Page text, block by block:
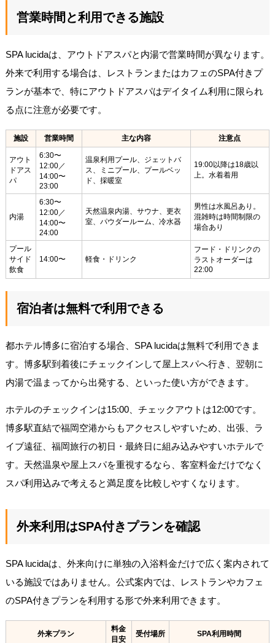
営業時間と利用できる施設
SPA lucidaは、アウトドアスパと内湯で営業時間が異なります。
外来で利用する場合は、レストランまたはカフェのSPA付きプ
ランが基本で、特にアウトドアスパはデイタイム利用に限られ
る点に注意が必要です。
施設 営業時間 主な内容 注意点
アウト
ドアス
パ
6:30〜
12:00／
14:00〜
23:00
温泉利用プール、ジェットバ
ス、ミニプール、プールベッ
ド、採暖室
19:00以降は18歳以
上。水着着用
内湯
6:30〜
12:00／
14:00〜
24:00
天然温泉内湯、サウナ、更衣
室、パウダールーム、冷水器
男性は水風呂あり。
混雑時は時間制限の
場合あり
プール
サイド
飲食
14:00〜 軽食・ドリンク
フード・ドリンクの
ラストオーダーは
22:00
宿泊者は無料で利用できる
都ホテル博多に宿泊する場合、SPA lucidaは無料で利用できま
す。博多駅到着後にチェックインして屋上スパへ行き、翌朝に
内湯で温まってから出発する、といった使い方ができます。
ホテルのチェックインは15:00、チェックアウトは12:00です。
博多駅直結で福岡空港からもアクセスしやすいため、出張、ラ
イブ遠征、福岡旅行の初日・最終日に組み込みやすいホテルで
す。天然温泉や屋上スパを重視するなら、客室料金だけでなく
スパ利用込みで考えると満足度を比較しやすくなります。
外来利用はSPA付きプランを確認
SPA lucidaは、外来向けに単独の入浴料金だけで広く案内されて
いる施設ではありません。公式案内では、レストランやカフェ
のSPA付きプランを利用する形で外来利用できます。
外来プラン
料金
目安
受付場所 SPA利用時間